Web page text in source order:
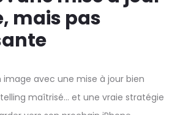
mais pas
image avec une mise à jour bien
maîtrisé… et une vraie stratégie